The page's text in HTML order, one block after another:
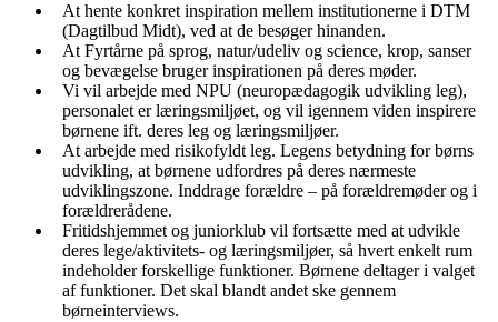
At hente konkret inspiration mellem institutionerne i DTM
(Dagtilbud Midt), ved at de besøger hinanden.
At Fyrtårne på sprog, natur/udeliv og science, krop, sanser
og bevægelse bruger inspirationen på deres møder.
Vi vil arbejde med NPU (neuropædagogik udvikling leg),
personalet er læringsmiljøet, og vil igennem viden inspirere
børnene ift. deres leg og læringsmiljøer.
At arbejde med risikofyldt leg. Legens betydning for børns
udvikling, at børnene udfordres på deres nærmeste
udviklingszone. Inddrage forældre – på forældremøder og i
forældrerådene.
Fritidshjemmet og juniorklub vil fortsætte med at udvikle
deres lege/aktivitets- og læringsmiljøer, så hvert enkelt rum
indeholder forskellige funktioner. Børnene deltager i valget
af funktioner. Det skal blandt andet ske gennem
børneinterviews.